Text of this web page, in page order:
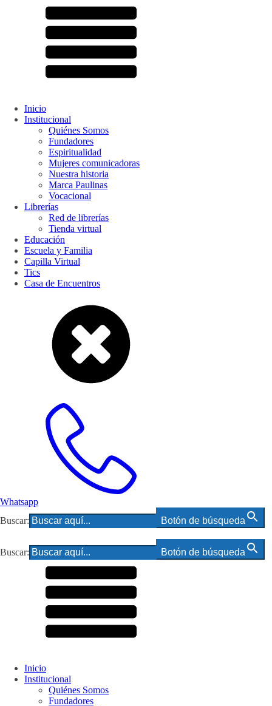
Inicio
Institucional
Quiénes Somos
Fundadores
Espiritualidad
Mujeres comunicadoras
Nuestra historia
Marca Paulinas
Vocacional
Librerías
Red de librerías
Tienda virtual
Educación
Escuela y Familia
Capilla Virtual
Tics
Casa de Encuentros
Whatsapp
Buscar:
Botón de búsqueda
Buscar: Botón de búsqueda
Inicio
Institucional
Quiénes Somos
Fundadores